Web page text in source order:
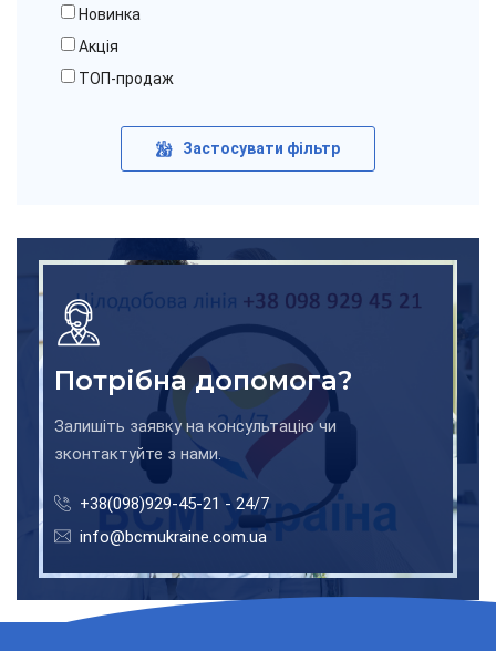
Новинка
Акція
ТОП-продаж
Застосувати фільтр
Потрібна допомога?
Залишіть заявку на консультацію чи
зконтактуйте з нами.
+38(098)929-45-21 - 24/7
info@bcmukraine.com.ua